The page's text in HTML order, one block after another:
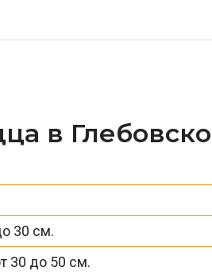
в
30 см.
30 до 50 см.